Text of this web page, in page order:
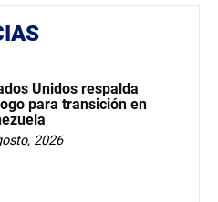
Unidos respalda
para transición en
2026